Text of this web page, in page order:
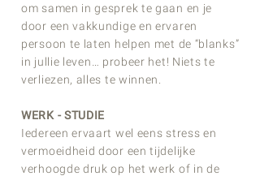
om samen in gesprek te gaan en je
door een vakkundige en ervaren
persoon te laten helpen met de “blanks”
in jullie leven… probeer het! Niets te
verliezen, alles te winnen.
WERK - STUDIE
Iedereen ervaart wel eens stress en
vermoeidheid door een tijdelijke
verhoogde druk op het werk of in de